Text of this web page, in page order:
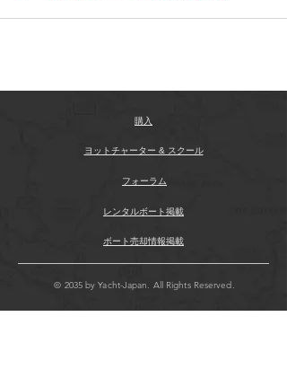
購入
ヨットチャーター & スクール
フォーラム
レンタルボート掲載
ボート売却情報掲載
© 2035 by Yacht-Japan. All Rights Reserved.